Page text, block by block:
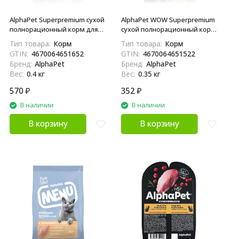
AlphaPet Superpremium сухой
полнорационный корм для
кошек и котов с ягненком и
индейкой - 400 г
Тип товара: Корм
GTIN: 4670064651652
Бренд: AlphaPet
Вес: 0.4 кг
570₽
В наличии
В корзину
AlphaPet WOW Superpremium
сухой полнорационный корм
стерилизованных кошек и
котов c цыпленком - 350 г
Тип товара: Корм
GTIN: 4670064651522
Бренд: AlphaPet
Вес: 0.35 кг
352₽
В наличии
В корзину